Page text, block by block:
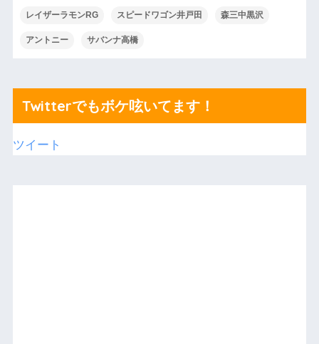
レイザーラモンRG スピードワゴン井戸田 森三中黒沢
アントニー サバンナ高橋
Twitterでもボケ呟いてます！
ツイート